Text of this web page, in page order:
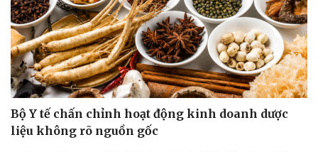
Bộ Y tế chấn chỉnh hoạt động kinh doanh dược
liệu không rõ nguồn gốc